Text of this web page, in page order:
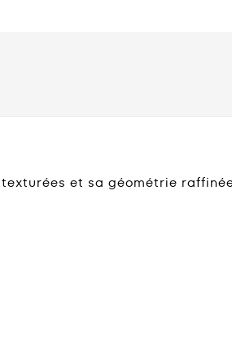
et sa géométrie